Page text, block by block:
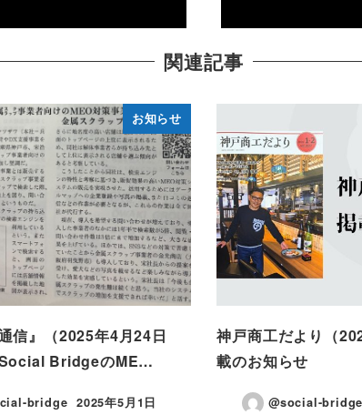
関連記事
お知らせ
信』（2025年4月24日
BridgeのME…
bridge
投稿日
2025年5月1日
神戸商工だより（
載のお知らせ
@social-bridge